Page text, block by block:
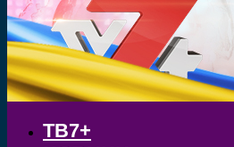
ТВ7+